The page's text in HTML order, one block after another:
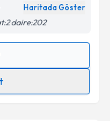
belirtilen
Haritada Göster
daire:202